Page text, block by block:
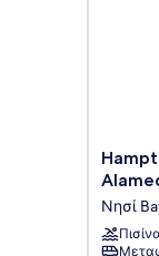
Inn
Suites
Oakland
Νησί